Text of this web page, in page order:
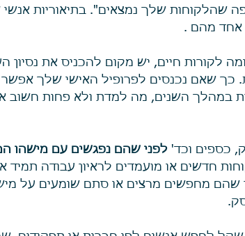
מס' 1 - "תהיה איפה שהלקוחות שלך נמצאים". בתיאוריות
לקורות חיים, יש מקום להכניס את נסיון
כך שאם נכנסים לפרופיל האישי שלך
במהלך השנים, מה למדת ולא פחות חשוב
כספים וכד' לפני שהם נפגשים עם מישהו
חדשים או מועמדים לראיון עבודה
שהם מחפשים מרצים או סתם שומעים על